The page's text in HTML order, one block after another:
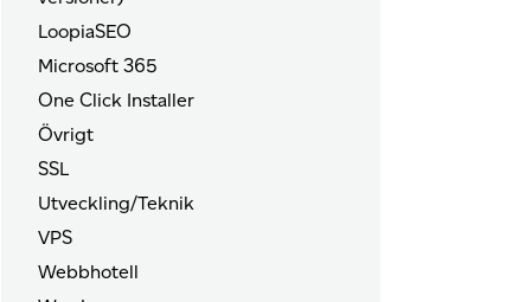
LoopiaSEO
Microsoft 365
One Click Installer
Övrigt
SSL
Utveckling/Teknik
VPS
Webbhotell